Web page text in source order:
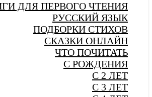
ДЛЯ ПЕРВОГО ЧТЕНИЯ
РУССКИЙ ЯЗЫК
ПОДБОРКИ СТИХОВ
СКАЗКИ ОНЛАЙН
ЧТО ПОЧИТАТЬ
С РОЖДЕНИЯ
С 2 ЛЕТ
С 3 ЛЕТ